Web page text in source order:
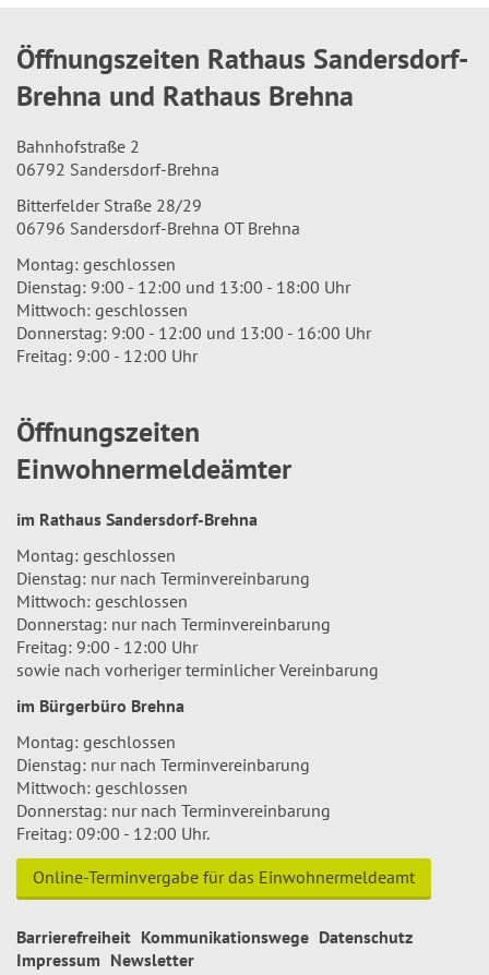
Öffnungszeiten Rathaus Sandersdorf-
Brehna und Rathaus Brehna
Bahnhofstraße 2
06792 Sandersdorf-Brehna
Bitterfelder Straße 28/29
06796 Sandersdorf-Brehna OT Brehna
Montag: geschlossen
Dienstag: 9:00 - 12:00 und 13:00 - 18:00 Uhr
Mittwoch: geschlossen
Donnerstag: 9:00 - 12:00 und 13:00 - 16:00 Uhr
Freitag: 9:00 - 12:00 Uhr
Öffnungszeiten
Einwohnermeldeämter
im Rathaus Sandersdorf-Brehna
Montag: geschlossen
Dienstag: nur nach Terminvereinbarung
Mittwoch: geschlossen
Donnerstag: nur nach Terminvereinbarung
Freitag: 9:00 - 12:00 Uhr
sowie nach vorheriger terminlicher Vereinbarung
im Bürgerbüro Brehna
Montag: geschlossen
Dienstag: nur nach Terminvereinbarung
Mittwoch: geschlossen
Donnerstag: nur nach Terminvereinbarung
Freitag: 09:00 - 12:00 Uhr.
Online-Terminvergabe für das Einwohnermeldeamt
Barrierefreiheit Kommunikationswege Datenschutz
Impressum Newsletter